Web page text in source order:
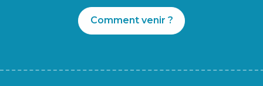
Comment venir ?